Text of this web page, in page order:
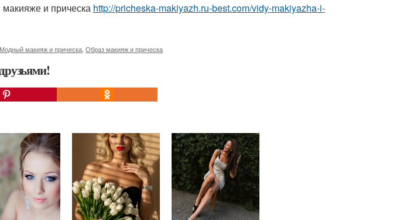
и прическа http://pricheska-makiyazh.ru-best.com/vidy-makiyazha-i-
Модный макияж и прическа Образ макияж и прическа